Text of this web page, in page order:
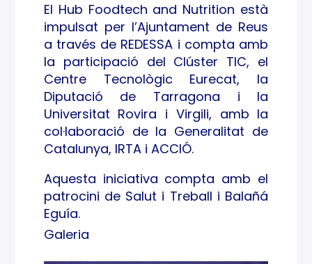
El Hub Foodtech and Nutrition està
impulsat per l’Ajuntament de Reus
a través de REDESSA i compta amb
la participació del Clúster TIC, el
Centre Tecnològic Eurecat, la
Diputació de Tarragona i la
Universitat Rovira i Virgili, amb la
col·laboració de la Generalitat de
Catalunya, IRTA i ACCIÓ.
Aquesta iniciativa compta amb el
patrocini de Salut i Treball i Balañá
Eguía.
Galeria